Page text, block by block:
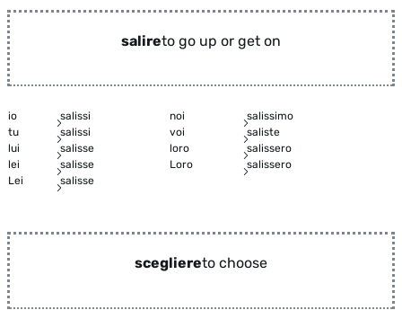
salireto go up or get on
io salissi noi
salissimo
tu
salissi voi
saliste
lui
salisse loro
salissero
lei
salisse Loro
salissero
Lei
salisse
scegliereto choose